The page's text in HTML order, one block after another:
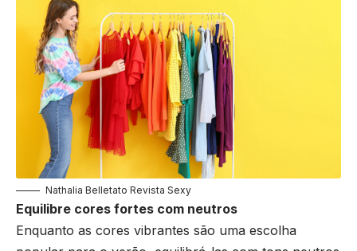
Nathalia Belletato Revista Sexy
Equilibre cores fortes com neutros
Enquanto as cores vibrantes são uma escolha